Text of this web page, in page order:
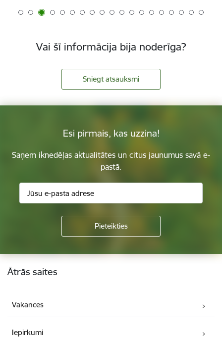
Vai šī informācija bija noderīga?
Sniegt atsauksmi
Esi pirmais, kas uzzina!
Saņem iknedēļas aktualitātes un citus jaunumus savā e-
pastā.
Kājene
Ātrās saites
Vakances
Iepirkumi